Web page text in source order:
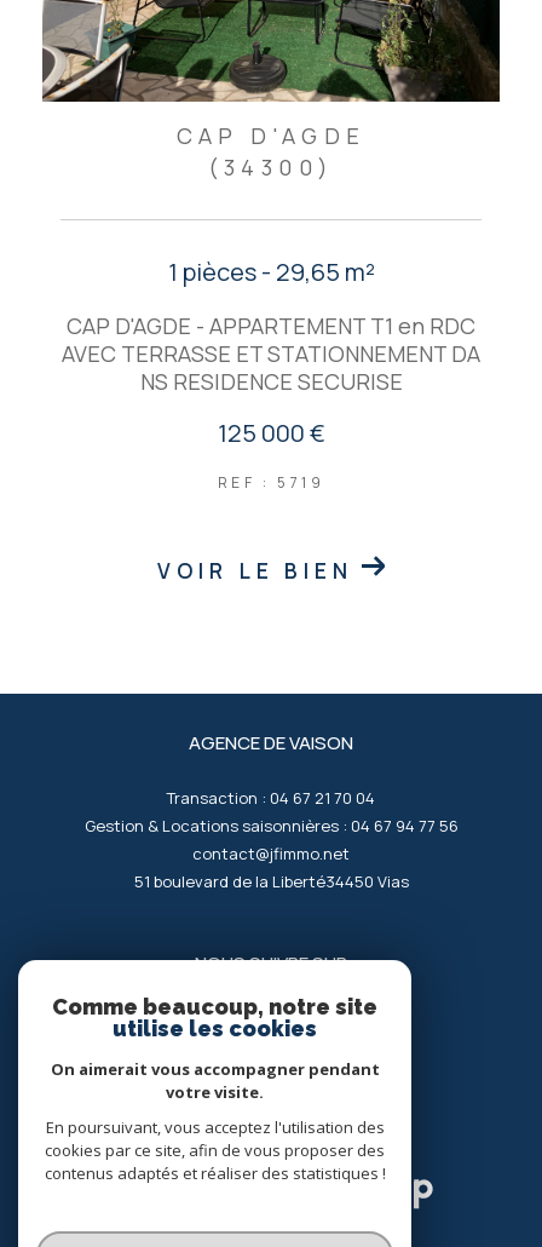
CAP D'AGDE
(34300)
1 pièces - 29,65 m²
CAP D'AGDE - APPARTEMENT T1 en RDC
AVEC TERRASSE ET STATIONNEMENT DA
NS RESIDENCE SECURISE
125 000 €
REF : 5719
VOIR LE BIEN
AGENCE DE VAISON
Transaction : 04 67 21 70 04
Gestion & Locations saisonnières : 04 67 94 77 56
contact@jfimmo.net
51 boulevard de la Liberté34450 vias
NOUS SUIVRE SUR
ADHÉRENTS
Comme beaucoup, notre site
utilise les cookies
On aimerait vous accompagner pendant
votre visite.
En poursuivant, vous acceptez l'utilisation des
cookies par ce site, afin de vous proposer des
contenus adaptés et réaliser des statistiques !